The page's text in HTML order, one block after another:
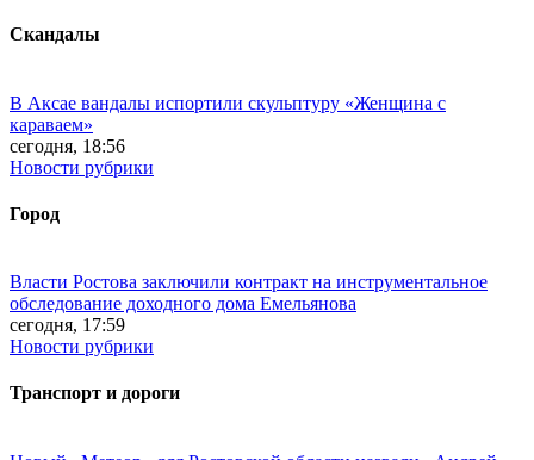
Скандалы
В Аксае вандалы испортили скульптуру «Женщина с
караваем»
сегодня, 18:56
Новости рубрики
Город
Власти Ростова заключили контракт на инструментальное
обследование доходного дома Емельянова
сегодня, 17:59
Новости рубрики
Транспорт и дороги